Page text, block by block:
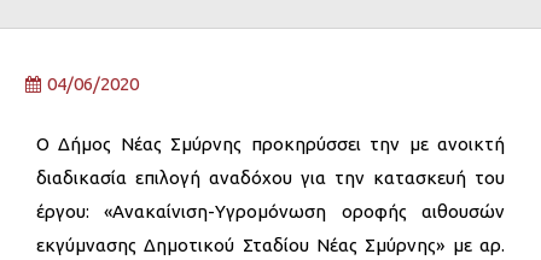
04/06/2020
Ο Δήμος Νέας Σμύρνης προκηρύσσει την με ανοικτή
διαδικασία επιλογή αναδόχου για την κατασκευή του
έργου: «Ανακαίνιση-Υγρομόνωση οροφής αιθουσών
εκγύμνασης Δημοτικού Σταδίου Νέας Σμύρνης» με αρ.